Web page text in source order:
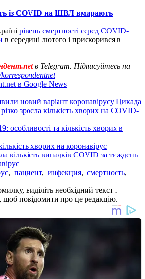
із COVID на ШВЛ вмирають
рівень смертності серед COVID-
в середині лютого і прискорився в
в Telegram. Підписуйтесь на
в Google News
новий варіант коронавірусу Цикада
зросла кількість хворих на COVID-
та кількість хворих в
хворих на коронавірус
кількість випадків COVID за тиждень
, пациент, инфекция, смертность,
виділіть необхідний текст і
щоб повідомити про це редакцію.